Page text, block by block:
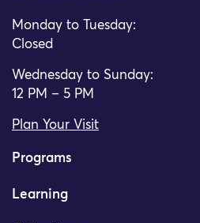
Monday to Tuesday:
Closed
Wednesday to Sunday:
12 PM – 5 PM
Plan Your Visit
Programs
Learning